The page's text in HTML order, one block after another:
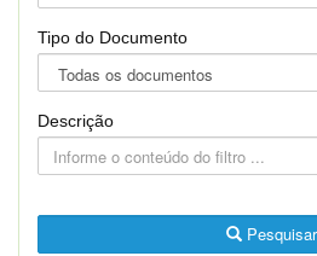
Tipo do Documento
Descrição
Pesquisar